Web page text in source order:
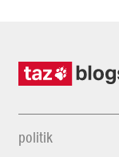
politik